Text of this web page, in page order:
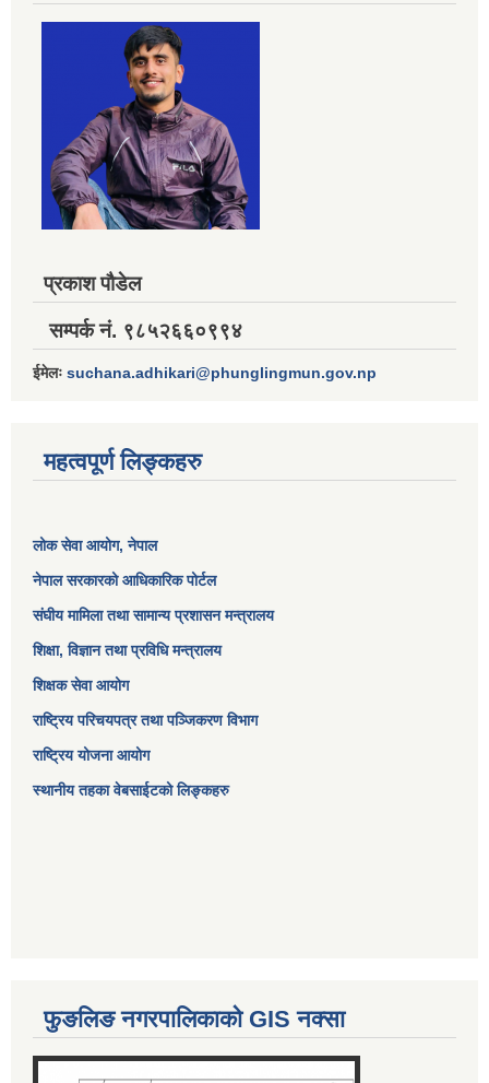
प्रकाश पौडेल
सम्पर्क नं. ९८५२६६०९९४
ईमेलः suchana.adhikari@phunglingmun.gov.np
महत्वपूर्ण लिङ्कहरु
लोक सेवा आयोग, नेपाल
नेपाल सरकारको आधिकारिक पोर्टल
संघीय मामिला तथा सामान्य प्रशासन मन्त्रालय
शिक्षा, विज्ञान तथा प्रविधि मन्त्रालय
शिक्षक सेवा आयोग
राष्ट्रिय परिचयपत्र तथा पञ्जिकरण विभाग
राष्ट्रिय योजना आयोग
स्थानीय तहका वेबसाईटको लिङ्कहरु
फुङलिङ नगरपालिकाको GIS नक्सा